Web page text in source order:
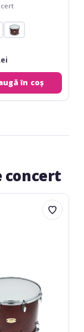
în coș
concert